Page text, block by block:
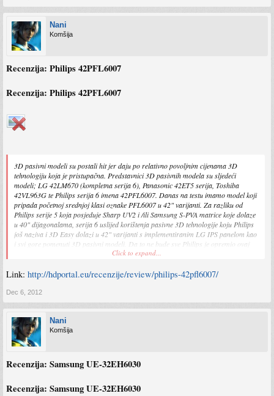
mogućnosti zvuka. Naime HX850 posjeduje dual sustav zvuka. Jedan ugrađen iza
panela ( u slučaju ako poželite postaviti TV na zid), te drugi koji je postavljen u
samo postolje sjajne kvalitete izrade.
HX850 je po svakoj stavci neobičan model koji iskače iz šarenila HDTV ponude u
testovima, pročitajte u nastavku – (Recenzija sadrži 11465 riječi).
Nani
Komšija
Recenzija: Philips 42PFL6007
Recenzija: Philips 42PFL6007
3D pasivni modeli su postali hit jer daju po relativno povoljnim cijenama 3D
tehnologiju koja je pristupačna. Predstavnici 3D pasivnih modela su sljedeći
modeli; LG 42LM670 (kompletna serija 6), Panasonic 42ET5 serija, Toshiba
42VL963G te Philips serija 6 imena 42PFL6007. Danas na testu imamo model koji
pripada početnoj srednjoj klasi oznake PFL6007 u 42" varijanti. Za razliku od
Philips serije 5 koja posjeduje Sharp UV2 i /ili Samsung S-PVA matrice koje dolaze
u 40" dijagonalama, serija 6 uslijed korištenja pasivne 3D tehnologije koju Philips
još naziva i 3D Easy dolazi u 42" varijanti s implementiranim LG IPS panelom kao
i svi gore pomenuti 3D pasivni modeli. Da to ne bude sve Philips je opremio ovaj
model s 400Hz-nim procesiranjem u vidu Sigma Designs (NXP)PNX85500
serije 5. Trebate 3D model uz Ambilight tehnologiju? Pročitajte što nudi serija 6!
Click to expand...
Link: http://hdportal.eu/recenzije/review/philips-42pfl6007/
Dec 6, 2012
Nani
Komšija
Recenzija: Samsung UE-32EH6030
Recenzija: Samsung UE-32EH6030